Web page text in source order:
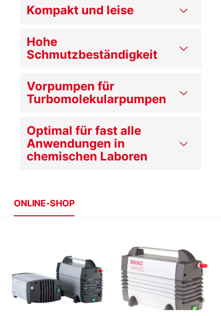
Kompakt und leise
Hohe
Schmutzbeständigkeit
Vorpumpen für
Turbomolekularpumpen
Optimal für fast alle
Anwendungen in
chemischen Laboren
ONLINE-SHOP